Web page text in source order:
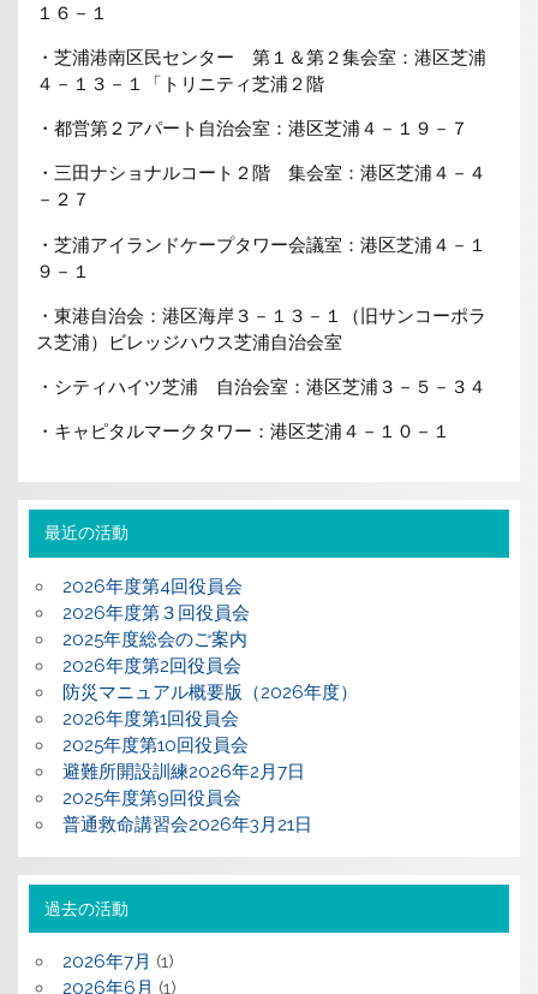
１６－１
・芝浦港南区民センター 第１＆第２集会室：港区芝浦
４－１３－１「トリニティ芝浦２階
・都営第２アパート自治会室：港区芝浦４－１９－７
・三田ナショナルコート２階 集会室：港区芝浦４－４
－２７
・芝浦アイランドケープタワー会議室：港区芝浦４－１
９－１
・東港自治会：港区海岸３－１３－１（旧サンコーポラ
ス芝浦）ビレッジハウス芝浦自治会室
・シティハイツ芝浦 自治会室：港区芝浦３－５－３４
・キャピタルマークタワー：港区芝浦４－１０－１
最近の活動
2026年度第4回役員会
2026年度第３回役員会
2025年度総会のご案内
2026年度第2回役員会
防災マニュアル概要版（2026年度）
2026年度第1回役員会
2025年度第10回役員会
避難所開設訓練2026年2月7日
2025年度第9回役員会
普通救命講習会2026年3月21日
過去の活動
2026年7月 (1)
2026年6月 (1)